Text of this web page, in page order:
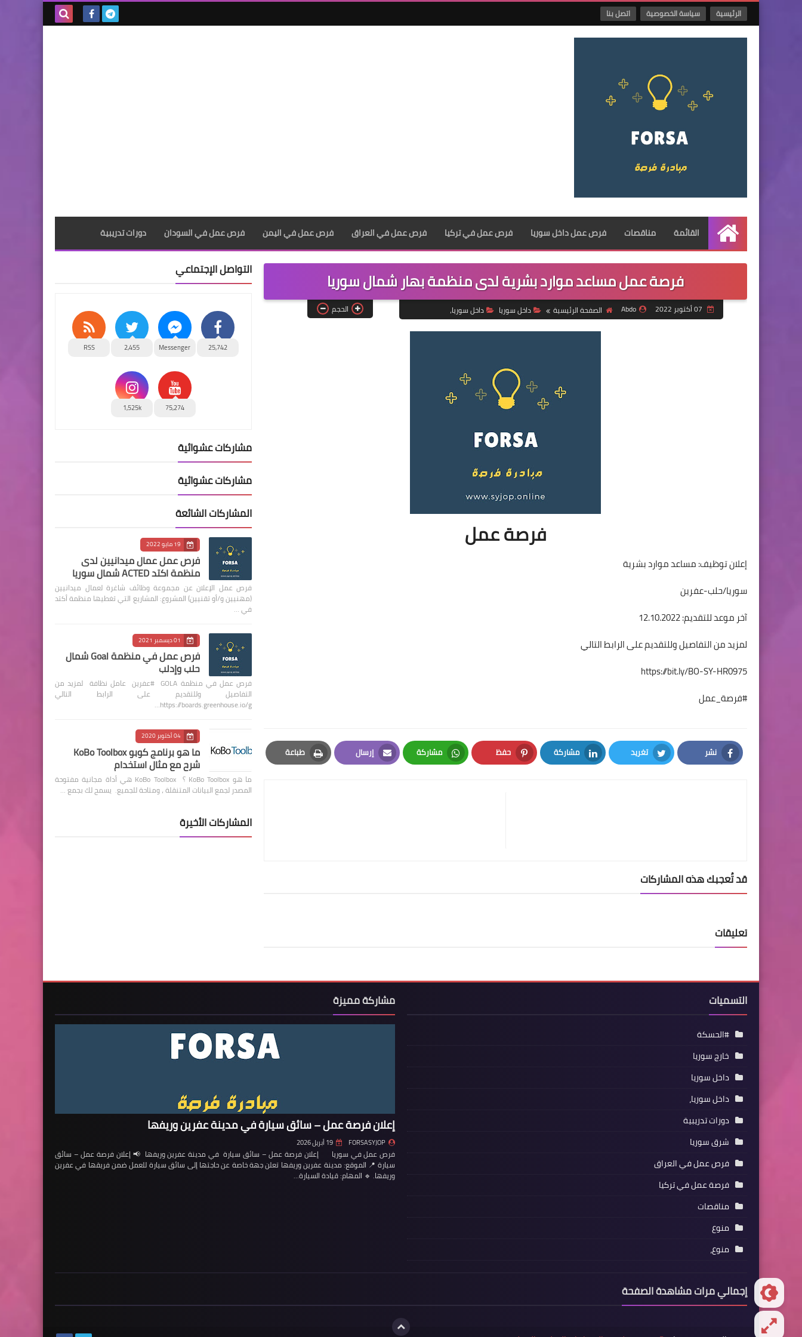
الرئيسية سياسة الخصوصية اتصل بنا
الرئيسية
القائمة مناقصات فرص عمل داخل سوريا فرص عمل في تركيا فرص عمل في العراق فرص عمل في اليمن فرص عمل في السودان دورات تدريبية
فرصة عمل مساعد موارد بشرية لدى منظمة بهار شمال سوريا
Abdo الصفحة الرئيسية داخل سوريا داخل سوريا، الحجم
فرصة عمل
إعلان توظيف: مساعد موارد بشرية
سوريا/حلب-عفرين
آخر موعد للتقديم: 12.10.2022
لمزيد من التفاصيل وللتقديم على الرابط التالي
https://bit.ly/BO-SY-HR0975
#فرصة_عمل
نشر
Facebook
تغريد
Twitter
مشاركة
LinkedIn
حفظ
Pinterest
مشاركة
Whatsapp
إرسال
Email
طباعة
Print
قد تُعجبك هذه المشاركات
تعليقات
التواصل الإجتماعي
25,742
Messenger
2,455
RSS
75,274
1,525k
مشاركات عشوائية
مشاركات عشوائية
المشاركات الشائعة
19 مايو 2022
فرص عمل عمال ميدانيين لدى
منظمة اكتد ACTED شمال سوريا
فرص عمل الإعلان عن مجموعة وظائف شاغرة لعمال ميدانيين
(مهنيين و/أو تقنيين) المشروع: المشاريع التي تغطيها منظمة أكتد
في …
01 ديسمبر 2021
فرص عمل في منظمة Goal شمال
حلب وإدلب
فرص عمل في منظمة GOLA #عفرين عامل نظافة لمزيد من
التفاصيل وللتقديم على الرابط التالي
https://boards.greenhouse.io/g…
04 أكتوبر 2020
ما هو برنامج كوبو KoBo Toolbox
شرح مع مثال استخدام
ما هو KoBo Toolbox ؟ KoBo Toolbox هي أداة مجانية مفتوحة
المصدر لجمع البيانات المتنقلة ، ومتاحة للجميع. يسمح لك بجمع …
المشاركات الأخيرة
التسميات
#الحسكة
خارج سوريا
داخل سوريا
داخل سوريا،
دورات تدريبية
شرق سوريا
فرص عمل في العراق
فرصة عمل في تركيا
مناقصات
منوع
منوع،
مشاركة مميزة
إعلان فرصة عمل – سائق سيارة في مدينة عفرين وريفها
FORSASYJOP 19 أبريل 2026
فرص عمل في سوريا إعلان فرصة عمل – سائق سيارة في مدينة عفرين وريفها 📢 إعلان فرصة عمل – سائق
سيارة 📍 الموقع: مدينة عفرين وريفها تعلن جهة خاصة عن حاجتها إلى سائق سيارة للعمل ضمن فريقها في عفرين
وريفها. 🔹 المهام: قيادة السيارة…
إجمالي مرات مشاهدة الصفحة